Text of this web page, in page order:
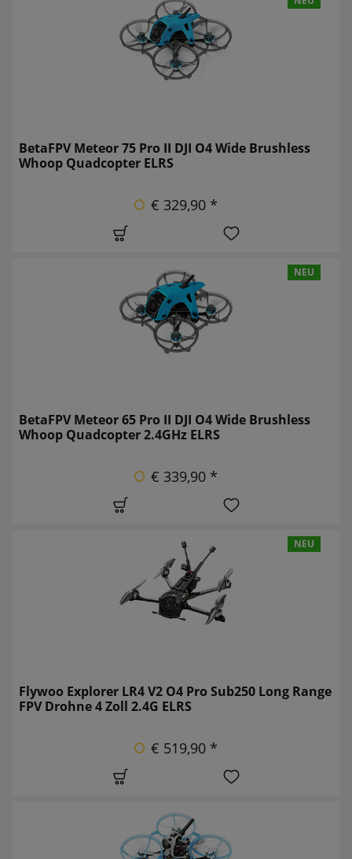
BetaFPV Meteor 75 Pro II DJI O4 Wide Brushless
Whoop Quadcopter ELRS
€ 329,90 *
NEU
BetaFPV Meteor 65 Pro II DJI O4 Wide Brushless
Whoop Quadcopter 2.4GHz ELRS
€ 339,90 *
NEU
Flywoo Explorer LR4 V2 O4 Pro Sub250 Long Range
FPV Drohne 4 Zoll 2.4G ELRS
€ 519,90 *